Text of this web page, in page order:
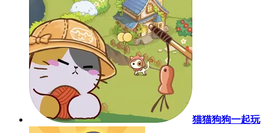
猫猫狗狗一起玩